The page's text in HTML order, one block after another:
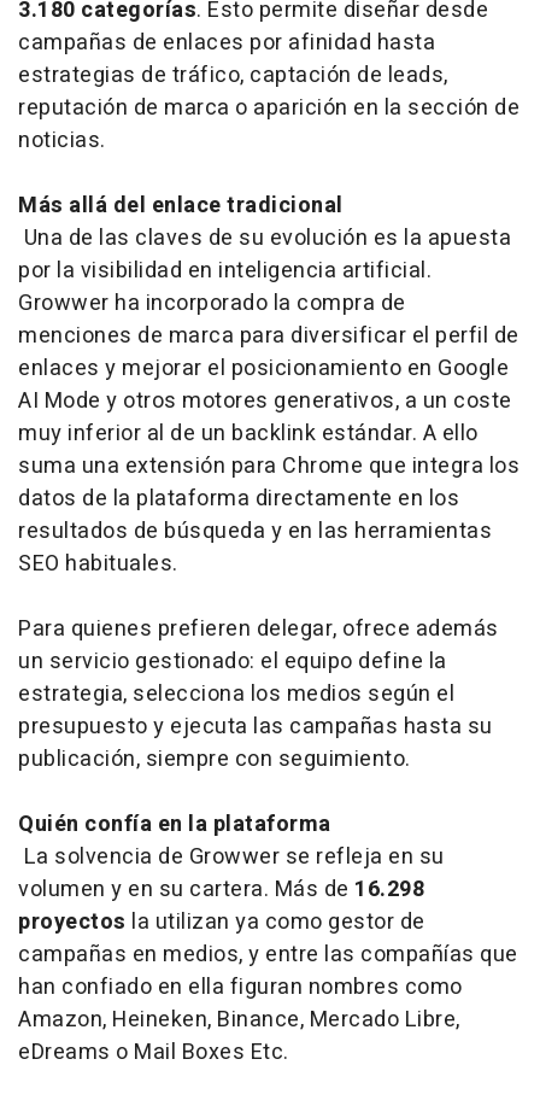
3.180 categorías. Esto permite diseñar desde
campañas de enlaces por afinidad hasta
estrategias de tráfico, captación de leads,
reputación de marca o aparición en la sección de
noticias.
Más allá del enlace tradicional
Una de las claves de su evolución es la apuesta
por la visibilidad en inteligencia artificial.
Growwer ha incorporado la compra de
menciones de marca para diversificar el perfil de
enlaces y mejorar el posicionamiento en Google
AI Mode y otros motores generativos, a un coste
muy inferior al de un backlink estándar. A ello
suma una extensión para Chrome que integra los
datos de la plataforma directamente en los
resultados de búsqueda y en las herramientas
SEO habituales.
Para quienes prefieren delegar, ofrece además
un servicio gestionado: el equipo define la
estrategia, selecciona los medios según el
presupuesto y ejecuta las campañas hasta su
publicación, siempre con seguimiento.
Quién confía en la plataforma
La solvencia de Growwer se refleja en su
volumen y en su cartera. Más de 16.298
proyectos la utilizan ya como gestor de
campañas en medios, y entre las compañías que
han confiado en ella figuran nombres como
Amazon, Heineken, Binance, Mercado Libre,
eDreams o Mail Boxes Etc.